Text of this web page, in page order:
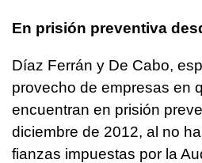
En prisión preventiva
Díaz Ferrán y De Cabo,
provecho de empresas en
encuentran en prisión
diciembre de 2012, al no
fianzas impuestas por la